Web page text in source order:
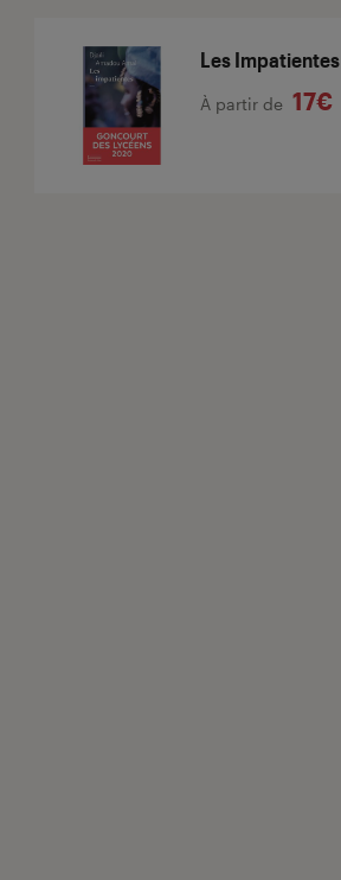
Les Impatientes
À partir de 17€